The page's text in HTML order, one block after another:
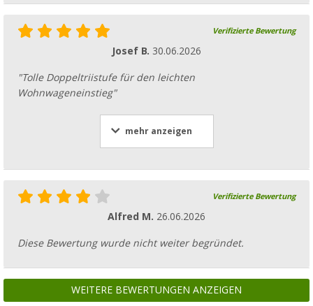
Verifizierte Bewertung
Josef B. 30.06.2026
"Tolle Doppeltriistufe für den leichten
Wohnwageneinstieg"
mehr anzeigen
Verifizierte Bewertung
Alfred M. 26.06.2026
Diese Bewertung wurde nicht weiter begründet.
WEITERE BEWERTUNGEN ANZEIGEN